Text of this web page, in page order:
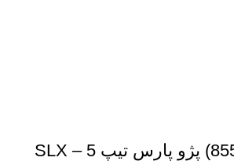
تسمه دینام (855) پژو پارس تیپ 5 – SLX